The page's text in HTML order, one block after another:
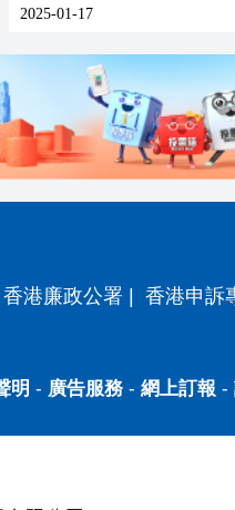
2025-01-17
香港廉政公署 香港申訴
明 - 廣告服務- 網上訂報 -